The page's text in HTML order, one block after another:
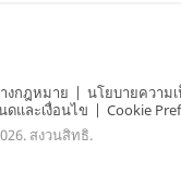
งกฎหมาย | นโยบายความ
และเงื่อนไข | Cookie
สงวนสิทธิ.